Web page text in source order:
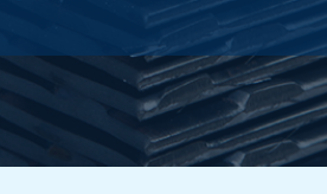
6,55
5,35
10,26